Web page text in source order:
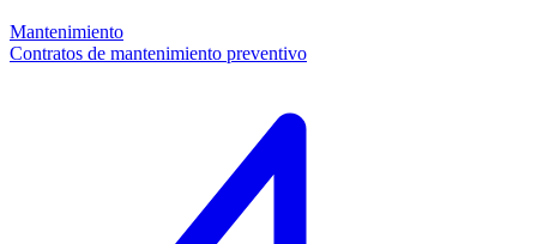
Mantenimiento
Contratos de mantenimiento preventivo